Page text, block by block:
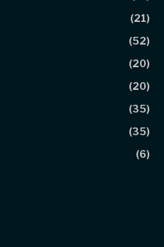
(21)
(52)
(20)
(20)
(35)
(35)
(6)